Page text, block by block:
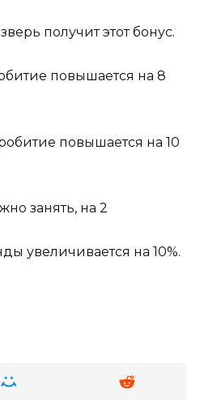
получит этот бонус.
повышается на 8
повышается на 10
занять, на 2
увеличивается на 10%.